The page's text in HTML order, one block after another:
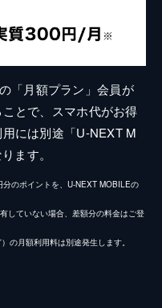
「月額プラン」会員が
とで、スマホ代がお得
には別途「U-NEXT M
ます。
のポイントを、U-NEXT MOBILEの
していない場合、差額分の料金はご登
の月額利用料は別途発生します。